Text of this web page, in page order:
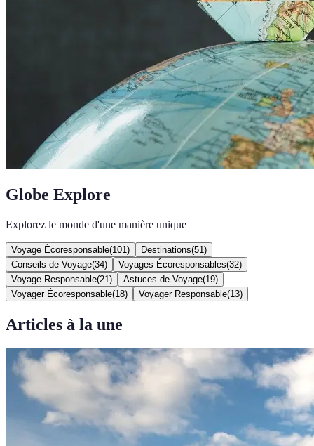
Globe Explore
Explorez le monde d'une manière unique
Voyage Écoresponsable(101 ) Destinations(51 )
Conseils de Voyage(34) Voyages Écoresponsables(32)
Voyage Responsable(21 ) Astuces de Voyage(19)
Voyager Écoresponsable(18) Voyager Responsable(13)
Articles à la une